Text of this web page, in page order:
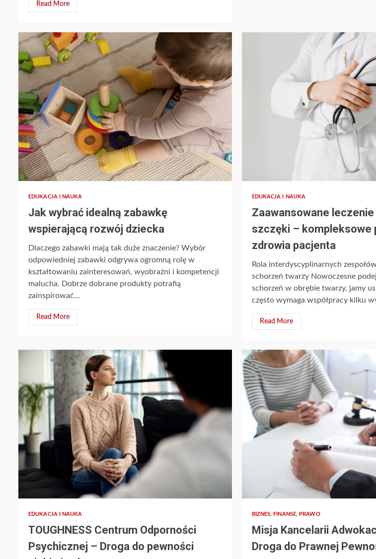
Read More
EDUKACJA I NAUKA
Jak wybrać idealną zabawkę
wspierającą rozwój dziecka
Dlaczego zabawki mają tak duże znaczenie? Wybór
odpowiedniej zabawki odgrywa ogromną rolę w
kształtowaniu zainteresowań, wyobraźni i kompetencji
malucha. Dobrze dobrane produkty potrafią
zainspirować...
Read More
EDUKACJA I NAUKA
Zaawansowane
szczęki – kompleksowe
zdrowia pacjenta
Rola interdyscyplinarnych
schorzeń twarzy Nowoczesne
schorzeń w obrębie twarzy, jamy
często wymaga współpracy kilku
Read More
EDUKACJA I NAUKA
TOUGHNESS Centrum Odporności
Psychicznej – Droga do pewności
BIZNES, FINANSE, PRAWO
Misja Kancelarii
Droga do Prawnej